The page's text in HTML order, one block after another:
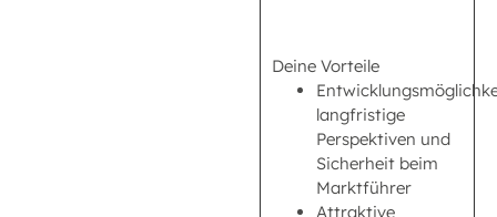
Deine Vorteile
langfristige
Perspektiven und
Sicherheit beim
Marktführer
Attraktive